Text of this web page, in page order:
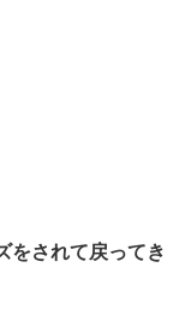
をされて戻ってき